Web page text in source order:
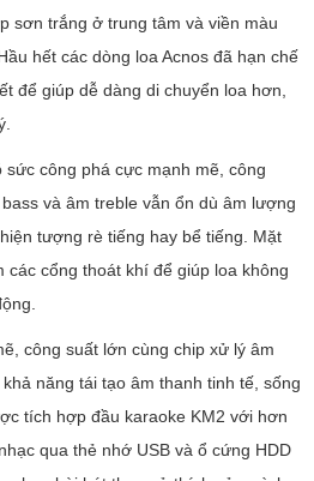
sơn trắng ở trung tâm và viền màu
hết các dòng loa Acnos đã hạn chế
để giúp dễ dàng di chuyển loa hơn,
công phá cực mạnh mẽ, công
và âm treble vẫn ổn dù âm lượng
tượng rè tiếng hay bể tiếng. Mặt
các cổng thoát khí để giúp loa không
công suất lớn cùng chip xử lý âm
năng tái tạo âm thanh tinh tế, sống
tích hợp đầu karaoke KM2 với hơn
qua thẻ nhớ USB và ổ cứng HDD